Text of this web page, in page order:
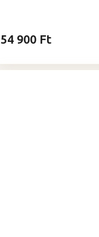
54 900 Ft